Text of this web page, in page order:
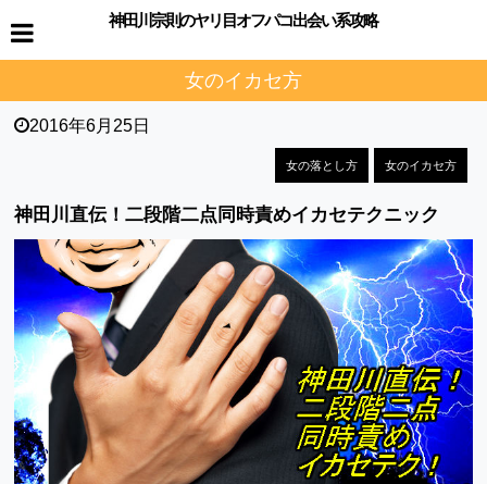
神田川宗則のヤリ目オフパコ出会い系攻略
女のイカセ方
2016年6月25日
女の落とし方 女のイカセ方
神田川直伝！二段階二点同時責めイカセテクニック